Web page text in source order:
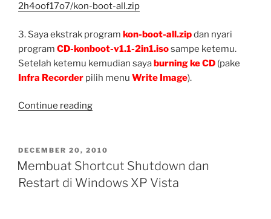
2h4oof17o7/kon-boot-all.zip
3. Saya ekstrak program kon-boot-all.zipdan nyari
program CD-konboot-v1.1-2in1.isosampe ketemu.
Setelah ketemu kemudian sayaburning ke CD (pake
Infra Recorder pilih menu Write Image).
Continue reading“Bypass
Windows
Vista
Home
POSTED
ON
DECEMBER 20, 2010
Membuat Shortcut Shutdown dan
Restart di Windows XP Vista